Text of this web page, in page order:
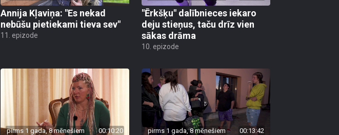
Annija Kļaviņa: "Es nekad
nebūšu pietiekami tieva sev"
11. epizode
"Ērkšķu" dalībnieces iekaro
deju stieņus, taču drīz vien
sākas drāma
10. epizode
pirms 1 gada, 8 mēnešiem 00:10:20 pirms 1 gada, 8 mēnešiem 00:13:42